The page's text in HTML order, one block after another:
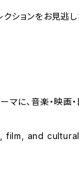
ョンをお見逃し
マに、音楽・
film, and